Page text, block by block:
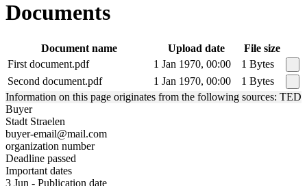
Documents
Document name Upload date
File size
First document.pdf
1 Jan 1970, 00:00
1 Bytes
Second document.pdf
1 Jan 1970, 00:00
1 Bytes
Information on this page originates from the following sources: TED
Buyer
Stadt Straelen
buyer-email@mail.com
organization number
Deadline passed
Important dates
3 Jun - Publication date